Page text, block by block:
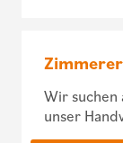
Wir
unser